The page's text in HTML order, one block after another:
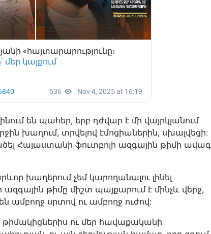
են պահեր, երբ դժվար է մի վայրկյանում
խաղում, տրվելով էմոցիաներին, սխալվեցի:
Հայաստանի ֆուտբոլի ազգային թիմի ավագ
խաղերում չեմ կարողանալու լինել
ազգային թիմը միշտ պայքարում է մինչև վերջ,
ամբողջ սրտով ու ամբողջ ուժով:
թիմակիցներիս ու մեր հավաքականի